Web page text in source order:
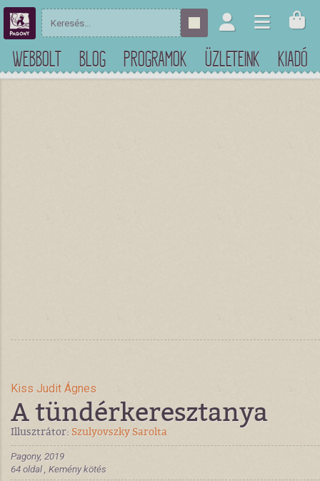
WEBBOLT BLOG PROGRAMOK ÜZLETEINK KIADÓ
Kiss Judit Ágnes
A tündérkeresztanya
Illusztrátor: Szulyovszky Sarolta
Pagony, 2019
64 oldal , Kemény kötés